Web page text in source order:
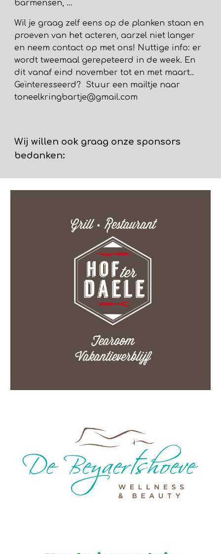
barmensen, ...
Wil je graag zelf eens op de planken staan en
proeven van het acteren, aarzel niet langer
en neem contact op met ons! Nuttige info: er
wordt tweemaal gerepeteerd in de week. En
dit vanaf eind november tot en met maart..
Geïnteresseerd? Stuur een mailtje naar
toneelkringbartje@gmail.com
Wij willen ook graag onze sponsors
bedanken: